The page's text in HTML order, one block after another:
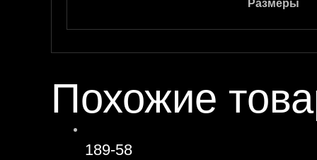
Размеры
Похожие
189-58